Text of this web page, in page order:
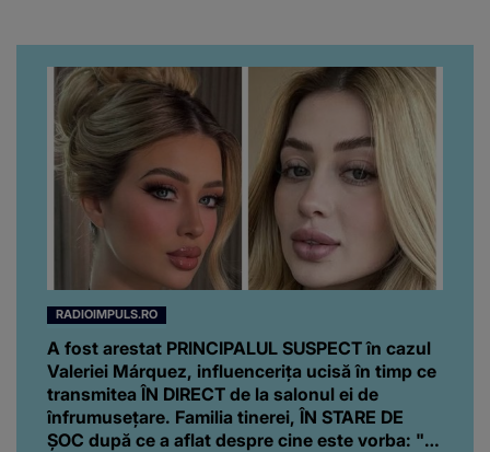
fonduri.”
RADIOIMPULS.RO
A fost arestat PRINCIPALUL SUSPECT în cazul
Valeriei Márquez, influencerița ucisă în timp ce
transmitea ÎN DIRECT de la salonul ei de
înfrumusețare. Familia tinerei, ÎN STARE DE
ȘOC după ce a aflat despre cine este vorba: "A